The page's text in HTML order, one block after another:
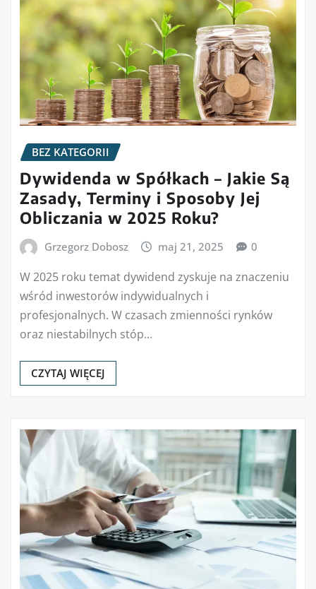
BEZ KATEGORII
Dywidenda w Spółkach – Jakie Są
Zasady, Terminy i Sposoby Jej
Obliczania w 2025 Roku?
Grzegorz Dobosz maj 21, 2025 0
W 2025 roku temat dywidend zyskuje na znaczeniu
wśród inwestorów indywidualnych i
profesjonalnych. W czasach zmienności rynków
oraz niestabilnych stóp…
CZYTAJ WIĘCEJ